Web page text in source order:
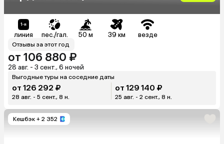
линия пес./гал. 50 м 39 км везде
Отзывы за этот год
от 106 880 ₽
28 авг. - 3 сент., 6 ночей
Выгодные туры на соседние даты
от 126 292 ₽
28 авг. - 5 сент., 8 н.
от 129 140 ₽
25 авг. - 2 сент., 8 н.
Кешбэк + 2 352